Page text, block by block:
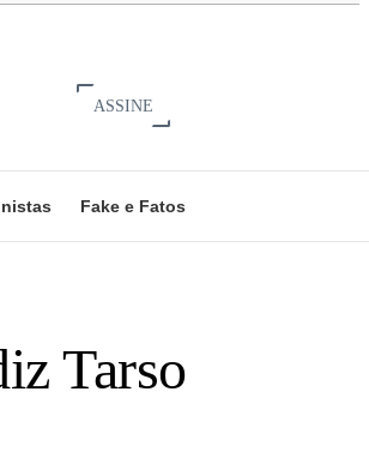
ASSINE
Fake e Fatos
Tarso